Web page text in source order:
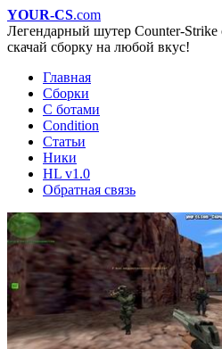
YOUR-CS.com
Легендарный шутер Counter-
скачай сборку на любой вкус!
Главная
Сборки
С ботами
Condition
Статьи
Ники
HL v1.0
Обратная связь